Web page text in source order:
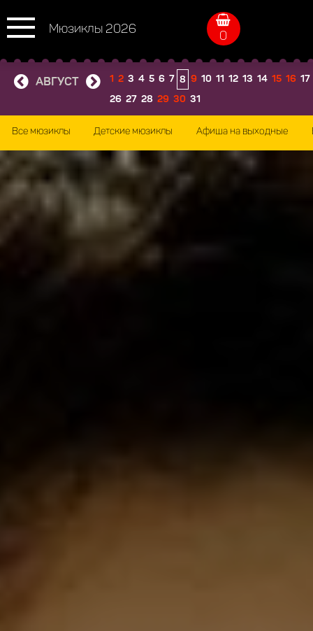
Мюзиклы 2026 0
АВГУСТ 1 2 3 4 5 6 7 8 9 10 11 12 13 14 15 16 17
26 27 28 29 30 31
Все мюзиклы Детские мюзиклы Афиша на выходные